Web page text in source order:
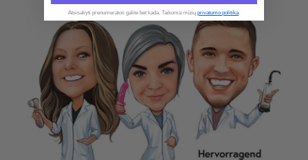
Atsisakyti prenumeratos galite bet kada. Taikoma mūsų privatumo politika.​